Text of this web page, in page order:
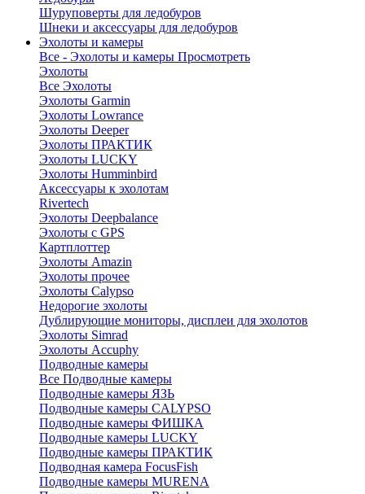
Шуруповерты для ледобуров
Шнеки и аксессуары для ледобуров
Эхолоты и камеры
Все - Эхолоты и камеры Просмотреть
Эхолоты
Все Эхолоты
Эхолоты Garmin
Эхолоты Lowrance
Эхолоты Deeper
Эхолоты ПРАКТИК
Эхолоты LUCKY
Эхолоты Humminbird
Аксессуары к эхолотам
Rivertech
Эхолоты Deepbalance
Эхолоты с GPS
Картплоттер
Эхолоты Amazin
Эхолоты прочее
Эхолоты Calypso
Недорогие эхолоты
Дублирующие мониторы, дисплеи для эхолотов
Эхолоты Simrad
Эхолоты Accuphy
Подводные камеры
Все Подводные камеры
Подводные камеры ЯЗЬ
Подводные камеры CALYPSO
Подводные камеры ФИШКА
Подводные камеры LUCKY
Подводные камеры ПРАКТИК
Подводная камера FocusFish
Подводные камеры MURENA